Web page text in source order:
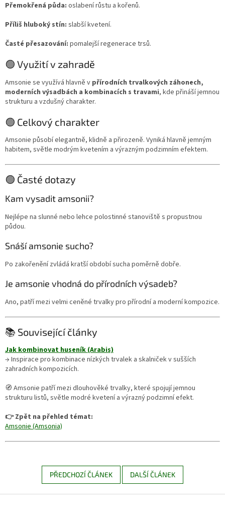
Přemokřená půda: oslabení růstu a kořenů.
Příliš hluboký stín: slabší kvetení.
Časté přesazování: pomalejší regenerace trsů.
🟢 Využití v zahradě
Amsonie se využívá hlavně v přírodních trvalkových záhonech,
moderních výsadbách a kombinacích s travami, kde přináší jemnou
strukturu a vzdušný charakter.
🟢 Celkový charakter
Amsonie působí elegantně, klidně a přirozeně. Vyniká hlavně jemným
habitem, světle modrým kvetením a výrazným podzimním efektem.
🟢 Časté dotazy
Kam vysadit amsonii?
Nejlépe na slunné nebo lehce polostinné stanoviště s propustnou
půdou.
Snáší amsonie sucho?
Po zakořenění zvládá kratší období sucha poměrně dobře.
Je amsonie vhodná do přírodních výsadeb?
Ano, patří mezi velmi ceněné trvalky pro přírodní a moderní kompozice.
📚 Související články
Jak kombinovat huseník (Arabis)
→ Inspirace pro kombinace nízkých trvalek a skalniček v sušších
zahradních kompozicích.
🧭 Amsonie patří mezi dlouhověké trvalky, které spojují jemnou
strukturu listů, světle modré kvetení a výrazný podzimní efekt.
👉 Zpět na přehled témat:
Amsonie (Amsonia)
PŘEDCHOZÍ ČLÁNEK DALŠÍ ČLÁNEK